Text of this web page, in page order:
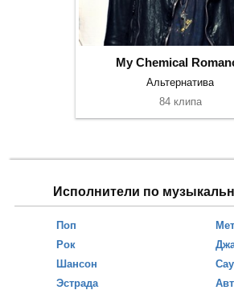
My Chemical
Альтернатива
84 клипа
Исполнители по
Поп
Рок
Шансон
Эстрада